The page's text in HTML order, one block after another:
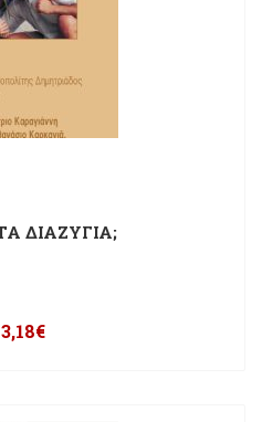
ΔΙΑΖΥΓΙΑ;
3,18€